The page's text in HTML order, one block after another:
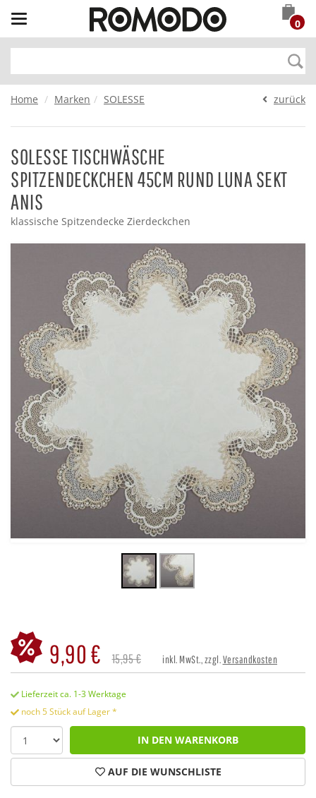
Toggle
navigation
0
Home Marken SOLESSE zurück
SOLESSE TISCHWÄSCHE
SPITZENDECKCHEN 45CM RUND LUNA SEKT
ANIS
klassische Spitzendecke Zierdeckchen
9,90 € 15,95 € inkl. MwSt., zzgl.Versandkosten
Lieferzeit ca. 1-3 Werktage
noch 5 Stück auf Lager *
IN DEN WARENKORB
AUF DIE WUNSCHLISTE